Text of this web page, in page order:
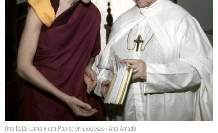
Una Dalai Lama y una Papisa en Lideresas/ Ana Amado